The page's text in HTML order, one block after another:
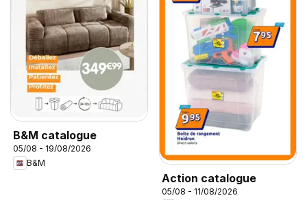
B&M catalogue
05/08 - 19/08/2026
B&M
Action catalogue
05/08 - 11/08/2026